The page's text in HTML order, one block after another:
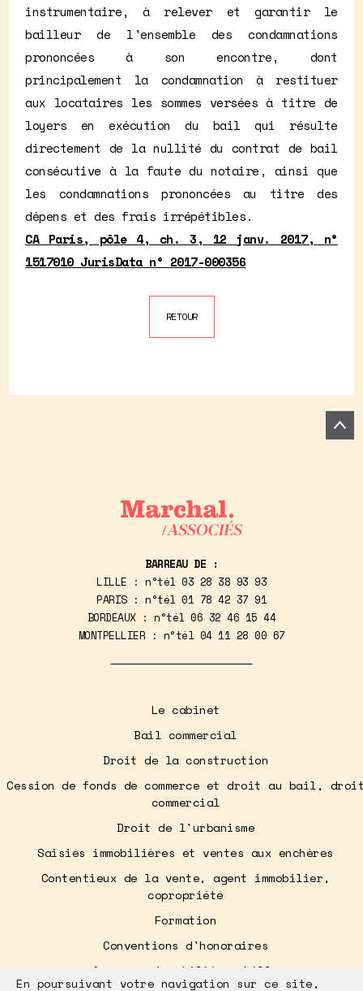
En poursuivant votre navigation sur ce site,
instrumentaire, à relever et garantir le
bailleur de l'ensemble des condamnations
prononcées à son encontre, dont
principalement la condamnation à restituer
aux locataires les sommes versées à titre de
loyers en exécution du bail qui résulte
directement de la nullité du contrat de bail
consécutive à la faute du notaire, ainsi que
les condamnations prononcées au titre des
dépens et des frais irrépétibles.
CA Paris, pôle 4, ch. 3, 12 janv. 2017, n°
1517010 JurisData n° 2017-000356
RETOUR
BARREAU DE :
LILLE : n°tél 03 28 38 93 93
PARIS : n°tél 01 78 42 37 91
BORDEAUX : n°tél06 32 46 15 44
MONTPELLIER : n°tél 04 11 28 00 67
Le cabinet
Bail commercial
Droit de la construction
Cession de fonds de commerce et droit au bail,
commercial
Droit de l'urbanisme
Saisies immobilières et ventes aux enchères
Contentieux de la vente, agent immobilier,
copropriété
Formation
Conventions d'honoraires
Annonces immobilières Lille